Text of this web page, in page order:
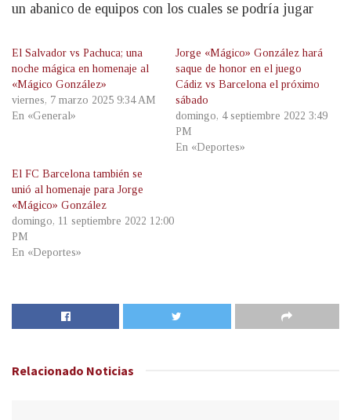
un abanico de equipos con los cuales se podría jugar
El Salvador vs Pachuca; una
noche mágica en homenaje al
«Mágico González»
viernes, 7 marzo 2025 9:34 AM
En «General»
Jorge «Mágico» González hará
saque de honor en el juego
Cádiz vs Barcelona el próximo
sábado
domingo, 4 septiembre 2022 3:49
PM
En «Deportes»
El FC Barcelona también se
unió al homenaje para Jorge
«Mágico» González
domingo, 11 septiembre 2022 12:00
PM
En «Deportes»
Relacionado Noticias